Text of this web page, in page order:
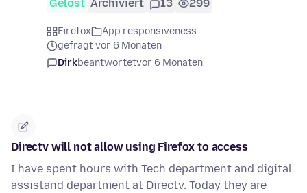
Gelöst Archiviert 13 299
Firefox
App responsiveness
gefragt vor 6 Monaten
Dirkbeantwortetvor 6 Monaten
Directv will not allow using Firefox to access
I have spent hours with Tech department and digital
assistand department at Directv. Today they are